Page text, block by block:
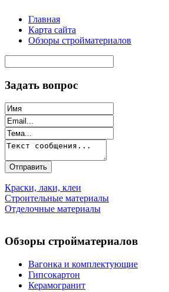
Главная
Карта сайта
Обзоры стройматериалов
Задать вопрос
Краски, лаки, клеи
Строительные материалы
Отделочные материалы
Обзоры стройматериалов
Вагонка и комплектующие
Гипсокартон
Керамогранит